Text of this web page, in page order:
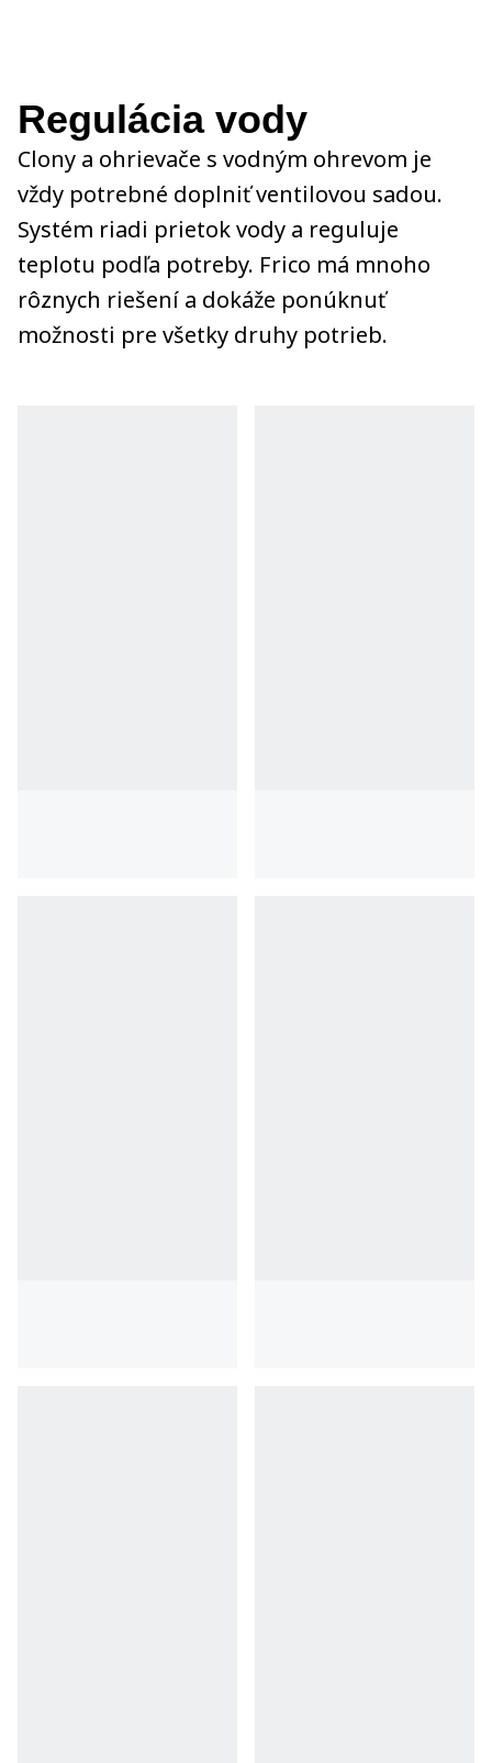
Regulácia vody
Clony a ohrievače s vodným ohrevom je
vždy potrebné doplniť ventilovou sadou.
Systém riadi prietok vody a reguluje
teplotu podľa potreby. Frico má mnoho
rôznych riešení a dokáže ponúknuť
možnosti pre všetky druhy potrieb.